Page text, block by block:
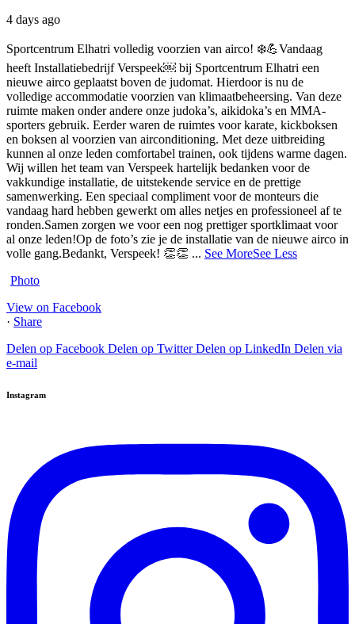
4 days ago
Sportcentrum Elhatri volledig voorzien van airco! ❄️💪Vandaag
heeft Installatiebedrijf Verspeek⁠￼ bij Sportcentrum Elhatri een
nieuwe airco geplaatst boven de judomat. Hierdoor is nu de
volledige accommodatie voorzien van klimaatbeheersing. Van deze
ruimte maken onder andere onze judoka’s, aikidoka’s en MMA-
sporters gebruik. Eerder waren de ruimtes voor karate, kickboksen
en boksen al voorzien van airconditioning. Met deze uitbreiding
kunnen al onze leden comfortabel trainen, ook tijdens warme dagen.
Wij willen het team van Verspeek hartelijk bedanken voor de
vakkundige installatie, de uitstekende service en de prettige
samenwerking. Een speciaal compliment voor de monteurs die
vandaag hard hebben gewerkt om alles netjes en professioneel af te
ronden.Samen zorgen we voor een nog prettiger sportklimaat voor
al onze leden!Op de foto’s zie je de installatie van de nieuwe airco in
volle gang.Bedankt, Verspeek! 👏👏 ... See MoreSee Less
Photo
View on Facebook
· Share
Delen op Facebook Delen op Twitter Delen op LinkedIn Delen via
e-mail
Instagram